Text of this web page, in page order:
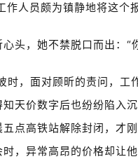
人员颇为镇静地将这个
头，她不禁脱口而出：“
，面对顾昕的责问，工
天价数字后也纷纷陷入
点高铁站解除封闭，才
，异常高昂的价格却让